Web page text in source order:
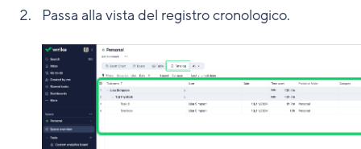
Passa alla vista del registro cronologico.